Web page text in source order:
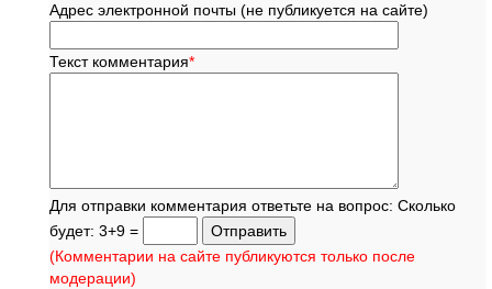
Адрес электронной почты (не публикуется на сайте)
Текст комментария*
Для отправки комментария ответьте на вопрос: Сколько
будет: 3+9 =
(Комментарии на сайте публикуются только после
модерации)